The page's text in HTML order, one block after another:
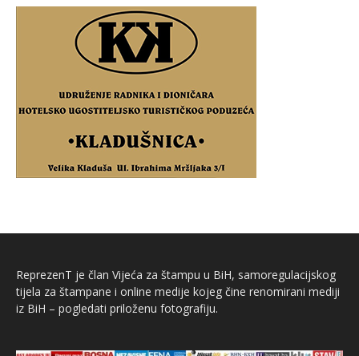
ReprezenT je član Vijeća za štampu u BiH, samoregulacijskog
tijela za štampane i online medije kojeg čine renomirani mediji
iz BiH – pogledati priloženu fotografiju.